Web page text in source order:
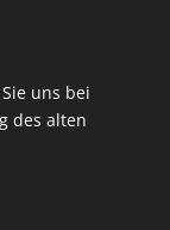
uns bei
des alten